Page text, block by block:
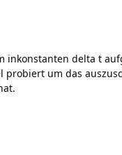
inkonstanten delta t
um das